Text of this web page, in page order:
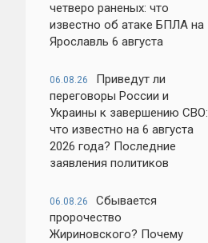
четверо раненых: что
известно об атаке БПЛА на
Ярославль 6 августа
06.08.26
Приведут ли
переговоры России и
Украины к завершению СВО:
что известно на 6 августа
2026 года? Последние
заявления политиков
06.08.26
Сбывается
пророчество
Жириновского? Почему